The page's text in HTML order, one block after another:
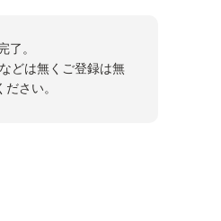
了。
どは無くご登録は無
さい。